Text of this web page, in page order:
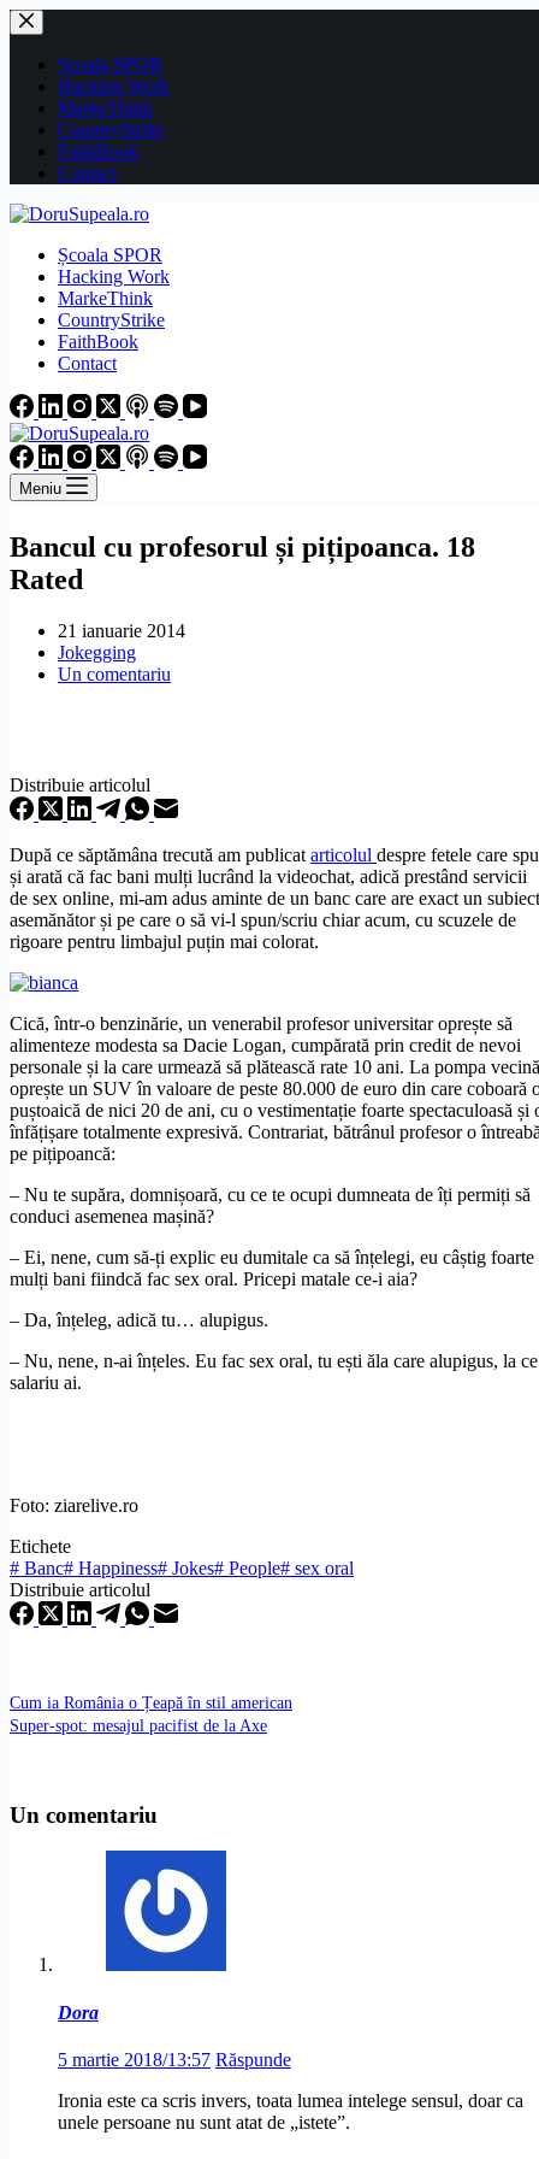
Sari
la
conținutȘcoala SPOR
Hacking Work
MarkeThink
CountryStrike
FaithBook
Contact
Școala SPOR
Hacking Work
MarkeThink
CountryStrike
FaithBook
Contact
Meniu
Bancul cu profesorul și pițipoanca. 18
Rated
21 ianuarie 2014
Jokegging
Un comentariu
Distribuie articolul
După ce săptămâna trecută am publicat articolul despre fetele care
și arată că fac bani mulți lucrând la videochat, adică prestând servicii
de sex online, mi-am adus aminte de un banc care are exact un subiect
asemănător și pe care o să vi-l spun/scriu chiar acum, cu scuzele de
rigoare pentru limbajul puțin mai colorat.
Cică, într-o benzinărie, un venerabil profesor universitar oprește să
alimenteze modesta sa Dacie Logan, cumpărată prin credit de nevoi
personale și la care urmează să plătească rate 10 ani. La pompa vecină
oprește un SUV în valoare de peste 80.000 de euro din care coboară
puștoaică de nici 20 de ani, cu o vestimentație foarte spectaculoasă și
înfățișare totalmente expresivă. Contrariat, bătrânul profesor o
pe pițipoancă:
– Nu te supăra, domnișoară, cu ce te ocupi dumneata de îți permiți să
conduci asemenea mașină?
– Ei, nene, cum să-ți explic eu dumitale ca să înțelegi, eu câștig foarte
mulți bani fiindcă fac sex oral. Pricepi matale ce-i aia?
– Da, înțeleg, adică tu… alupigus.
– Nu, nene, n-ai înțeles. Eu fac sex oral, tu ești ăla care alupigus, la ce
salariu ai.
Foto: ziarelive.ro
Etichete
# Banc# Happiness# Jokes# People# sex oral
Distribuie articolul
Cum ia România o Țeapă în stil american
Super-spot: mesajul pacifist de la Axe
Un comentariu
Dora
5 martie 2018/13:57 Răspunde
Ironia este ca scris invers, toata lumea intelege sensul, doar ca
unele persoane nu sunt atat de „istete”.